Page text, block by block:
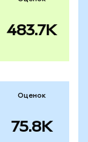
483.7K
Оценок
75.8K